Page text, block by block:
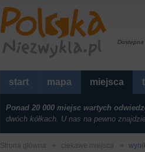
start mapa miejsca
Ponad 20 000 miejsc wartych
dwóch kółkach. U nas na pewno
Strona główna ciekawe miejsca